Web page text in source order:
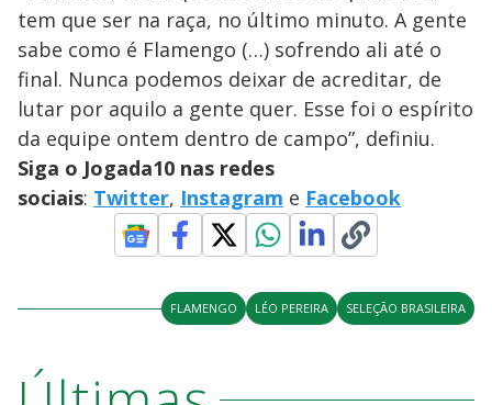
tem que ser na raça, no último minuto. A gente
sabe como é Flamengo (…) sofrendo ali até o
final. Nunca podemos deixar de acreditar, de
lutar por aquilo a gente quer. Esse foi o espírito
da equipe ontem dentro de campo”, definiu.
Siga o Jogada10 nas redes
sociais: Twitter, Instagram e Facebook
FLAMENGO LÉO PEREIRA SELEÇÃO BRASILEIRA